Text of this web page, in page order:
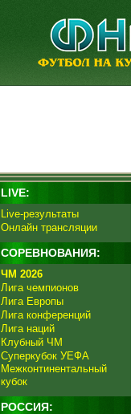
LIVE:
Live-результаты
Онлайн трансляции
СОРЕВНОВАНИЯ:
ЧМ 2026
Лига чемпионов
Лига Европы
Лига конференций
Лига наций
Клубный ЧМ
Суперкубок УЕФА
Межконтинентальный
кубок
РОССИЯ: